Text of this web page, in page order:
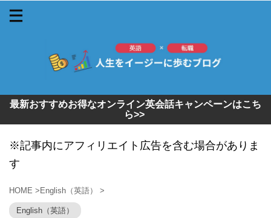
最新おすすめお得なオンライン英会話キャンペーンはこち
ら>>
※記事内にアフィリエイト広告を含む場合がありま
す
HOME >English（英語） >
English（英語）